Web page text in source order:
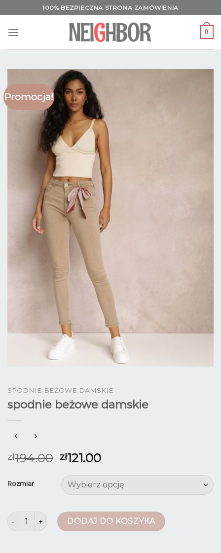
to
content
100% BEZPIECZNA STRONA ZAMÓWIENIA
0
Promocja!
SPODNIE BEŻOWE DAMSKIE
spodnie beżowe damskie
zł194.00 zł121.00
Rozmiar
ilość spodnie beżowe damskie
DODAJ DO KOSZYKA